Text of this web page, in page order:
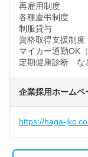
再雇用制度
各種慶弔制度
制服貸与
資格取得支援制度
マイカー通勤OK
定期健康診断 な
企業採用ホームペ
https://haga-